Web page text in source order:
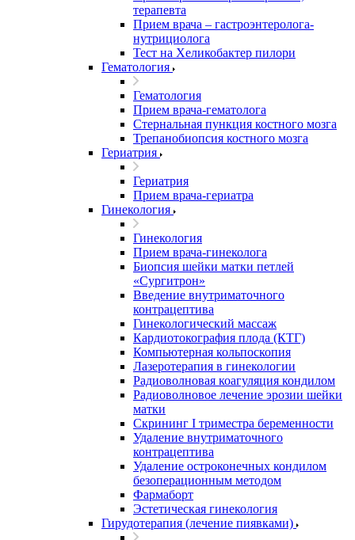
терапевта
Прием врача – гастроэнтеролога-
нутрициолога
Тест на Хеликобактер пилори
Гематология
Гематология
Прием врача-гематолога
Стернальная пункция костного мозга
Трепанобиопсия костного мозга
Гериатрия
Гериатрия
Прием врача-гериатра
Гинекология
Гинекология
Прием врача-гинеколога
Биопсия шейки матки петлей
«Сургитрон»
Введение внутриматочного
контрацептива
Гинекологический массаж
Кардиотокография плода (КТГ)
Компьютерная кольпоскопия
Лазеротерапия в гинекологии
Радиоволновая коагуляция кондилом
Радиоволновое лечение эрозии шейки
матки
Скрининг I триместра беременности
Удаление внутриматочного
контрацептива
Удаление остроконечных кондилом
безоперационным методом
Фармаборт
Эстетическая гинекология
Гирудотерапия (лечение пиявками)